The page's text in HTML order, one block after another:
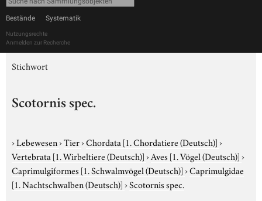
Bestände Systematik
Nutzungsrechte
Anmelden zur Recherche
Stichwort
Scotornis spec.
›Lebewesen›Tier›Chordata [1. Chordatiere (Deutsch)]›
Vertebrata [1. Wirbeltiere (Deutsch)]›Aves [1. Vögel (Deutsch)]›
Caprimulgiformes [1. Schwalmvögel (Deutsch)]›Caprimulgidae
[1. Nachtschwalben (Deutsch)]›Scotornis spec.